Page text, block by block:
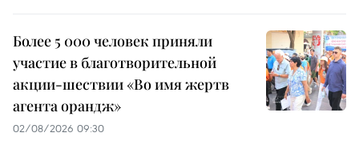
Более 5 000 человек приняли
участие в благотворительной
акции-шествии «Во имя жертв
агента орандж»
02/08/2026 09:30